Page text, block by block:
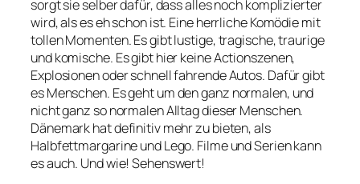
sorgt sie selber dafür, dass alles noch komplizierter
wird, als es eh schon ist. Eine herrliche Komödie mit
tollen Momenten. Es gibt lustige, tragische, traurige
und komische. Es gibt hier keine Actionszenen,
Explosionen oder schnell fahrende Autos. Dafür gibt
es Menschen. Es geht um den ganz normalen, und
nicht ganz so normalen Alltag dieser Menschen.
Dänemark hat definitiv mehr zu bieten, als
Halbfettmargarine und Lego. Filme und Serien kann
es auch. Und wie! Sehenswert!